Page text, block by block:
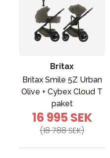
Britax
Britax Smile 5Z Urban
Olive + Cybex Cloud T
paket
16 995 SEK
(18 788 SEK)